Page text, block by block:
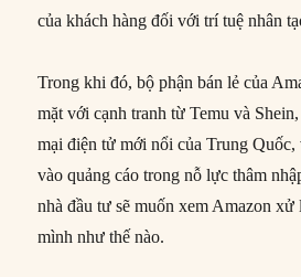
của khách hàng đối với trí tuệ nhân
Trong khi đó, bộ phận bán lẻ của
mặt với cạnh tranh từ Temu và
mại điện tử mới nổi của Trung Quốc,
vào quảng cáo trong nỗ lực thâm
nhà đầu tư sẽ muốn xem Amazon xử
mình như thế nào.